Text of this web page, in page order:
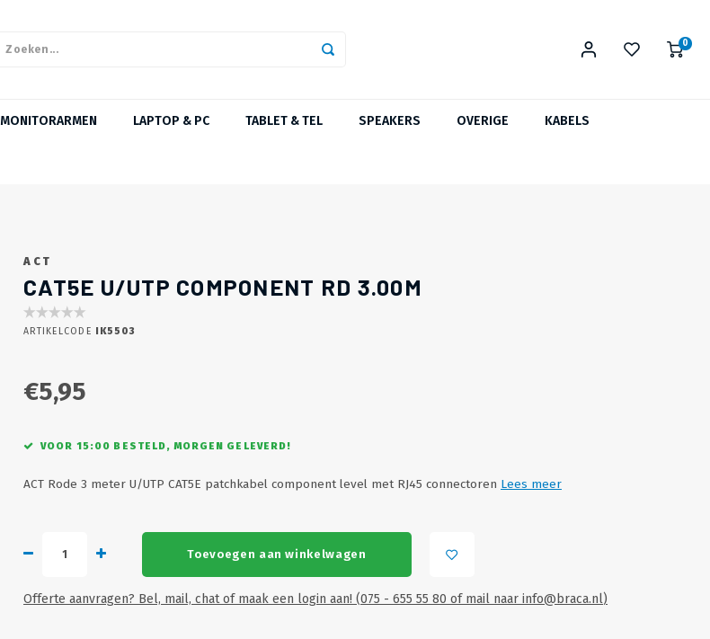
0
MONITORARMEN LAPTOP & PC TABLET & TEL SPEAKERS OVERIGE KABELS
ACT
CAT5E U/UTP COMPONENT RD 3.00M
ARTIKELCODE IK5503
€5,95
VOOR 15:00 BESTELD, MORGEN GELEVERD!
ACT Rode 3 meter U/UTP CAT5E patchkabel component level met RJ45 connectoren Lees meer
Toevoegen aan winkelwagen
Offerte aanvragen? Bel, mail, chat of maak een login aan! (075 - 655 55 80 of mail naar info@braca.nl)